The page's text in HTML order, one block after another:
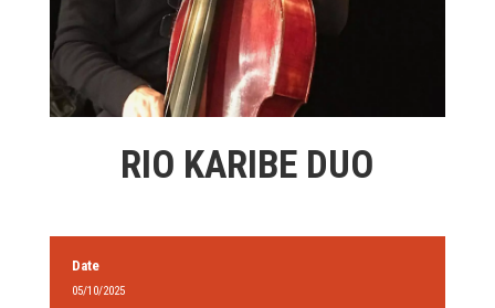
RIO KARIBE DUO
Date
05/10/2025